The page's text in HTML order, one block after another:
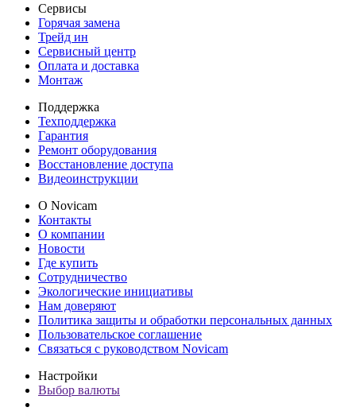
Сервисы
Горячая замена
Трейд ин
Сервисный центр
Оплата и доставка
Монтаж
Поддержка
Техподдержка
Гарантия
Ремонт оборудования
Восстановление доступа
Видеоинструкции
О Novicam
Контакты
О компании
Новости
Где купить
Сотрудничество
Экологические инициативы
Нам доверяют
Политика защиты и обработки персональных данных
Пользовательское соглашение
Связаться с руководством Novicam
Настройки
Выбор валюты